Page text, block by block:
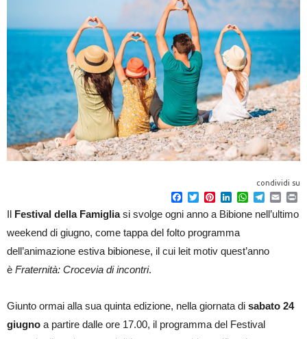
condividi su
F
a
c
e
b
o
T
i
t
t
e
P
n
t
e
r
L
n
k
e
d
W
a
A
T
e
l
r
E
m
a i
Il Festival della Famigliasi svolge ogni anno a Bibione nell’ultimo
weekend di giugno, come tappa del folto programma
dell’animazione estiva bibionese, il cui leit motiv quest’anno
è Fraternità: Crocevia di incontri.
Giunto ormai alla sua quinta edizione, nella giornata di sabato 24
giugno a partire dalle ore 17.00, il programma del Festival